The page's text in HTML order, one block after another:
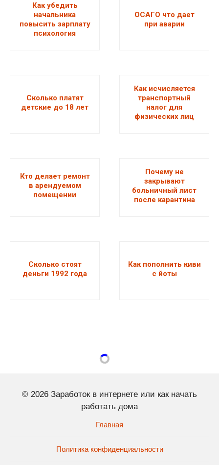
Как убедить
начальника
повысить зарплату
психология
ОСАГО что дает
при аварии
Сколько платят
детские до 18 лет
Как исчисляется
транспортный
налог для
физических лиц
Кто делает ремонт
в арендуемом
помещении
Почему не
закрывают
больничный лист
после карантина
Сколько стоят
деньги 1992 года
Как пополнить киви
с йоты
© 2026 Заработок в интернете или как начать
работать дома
Главная
Политика конфиденциальности